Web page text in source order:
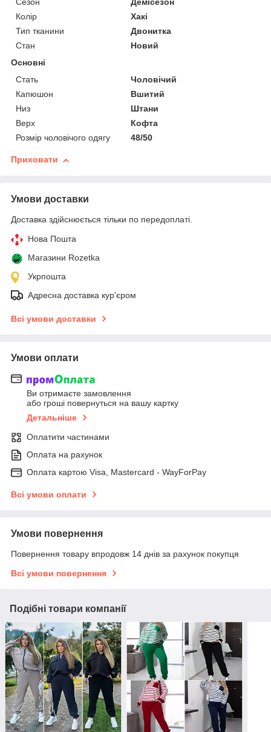
Сезон
Демісезон
Колір
Хакі
Тип тканини
Двонитка
Стан
Новий
Основні
Стать
Чоловічий
Капюшон
Вшитий
Низ
Штани
Верх
Кофта
Розмір чоловічого одягу
48/50
Приховати
Умови доставки
Доставка здійснюється тільки по передоплаті.
Нова Пошта
Магазини Rozetka
Укрпошта
Адресна доставка кур'єром
Всі умови доставки
Умови оплати
Ви отримаєте замовлення
або гроші повернуться на вашу картку
Детальніше
Оплатити частинами
Оплата на рахунок
Оплата картою Visa, Mastercard - WayForPay
Всі умови оплати
Умови повернення
Повернення товару впродовж 14 днів за рахунок покупця
Всі умови повернення
Подібні товари компанії